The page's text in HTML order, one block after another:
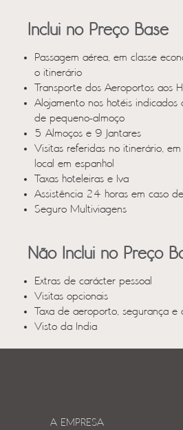
Inclui no Preço Base
Passagem aérea, em classe
o itinerário
Transporte dos Aeroportos aos
Alojamento nos hotéis indicados
de pequeno-almoço
5 Almoços e 9 Jantares
Visitas referidas no itinerário,
local em espanhol
Taxas hoteleiras e Iva
Assistência 24 horas em caso
Seguro Multiviagens
Não Inclui no Preço
Extras de carácter pessoal
Visitas opcionais
Taxa de aeroporto, segurança e
Visto da India
A EMPRESA